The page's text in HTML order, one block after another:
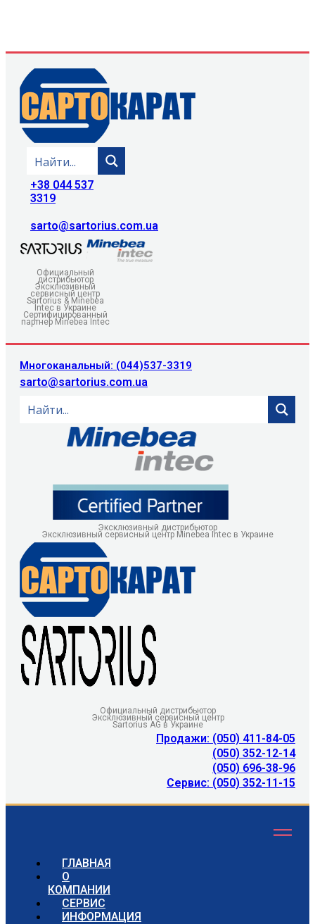
+38 044 537
3319
sarto@sartorius.com.ua
Официальный
дистрибьютор
Эксклюзивный
сервисный центр
Sartorius & Minebea
Intec в Украине
Сертифицированный
партнер Minebea Intec
Многоканальный: (044)537-3319
sarto@sartorius.com.ua
Эксклюзивный дистрибьютор
Эксклюзивный сервисный центр Minebea Intec в Украине
Официальный дистрибьютор
Эксклюзивный сервисный центр
Sartorius AG в Украине
Продажи: (050) 411-84-05
(050) 352-12-14
(050) 696-38-96
Сервис: (050) 352-11-15
ГЛАВНАЯ
О
КОМПАНИИ
СЕРВИС
ИНФОРМАЦИЯ